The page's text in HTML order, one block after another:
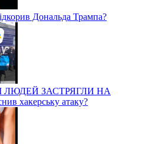
Дональда Трампа?
ЛЮДЕЙ ЗАСТРЯГЛИ НА
хакерську атаку?